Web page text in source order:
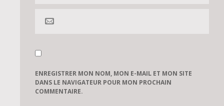
ENREGISTRER MON NOM, MON E-MAIL ET MON SITE
DANS LE NAVIGATEUR POUR MON PROCHAIN
COMMENTAIRE.